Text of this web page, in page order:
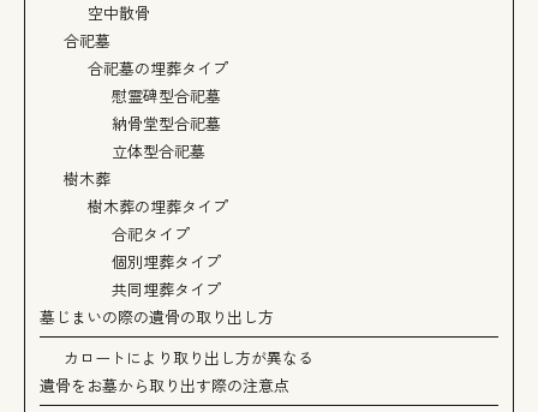
空中散骨
合祀墓
合祀墓の埋葬タイプ
慰霊碑型合祀墓
納骨堂型合祀墓
立体型合祀墓
樹木葬
樹木葬の埋葬タイプ
合祀タイプ
個別埋葬タイプ
共同埋葬タイプ
墓じまいの際の遺骨の取り出し方
カロートにより取り出し方が異なる
遺骨をお墓から取り出す際の注意点